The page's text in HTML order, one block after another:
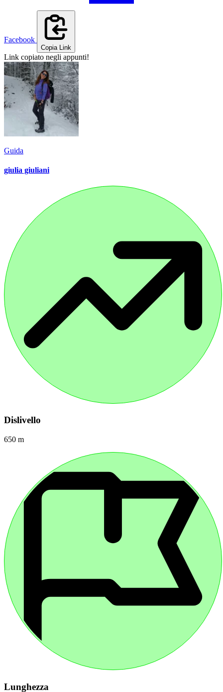
Facebook
Copia Link
Link copiato negli appunti!
Guida
giulia giuliani
Dislivello
650 m
Lunghezza